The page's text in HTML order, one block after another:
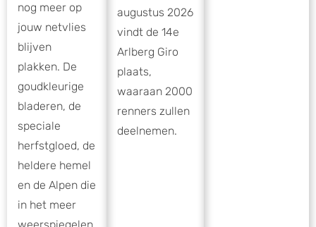
nog meer op
jouw netvlies
blijven
plakken. De
goudkleurige
bladeren, de
speciale
herfstgloed, de
heldere hemel
en de Alpen die
in het meer
augustus 2026
vindt de 14e
Arlberg Giro
plaats,
waaraan 2000
renners zullen
deelnemen.